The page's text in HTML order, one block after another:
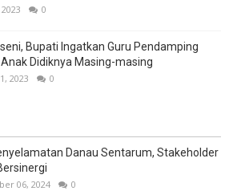
0
Bupati Ingatkan Guru Pendamping
Didiknya Masing-masing
2023 0
Danau Sentarum, Stakeholder
06, 2024 0